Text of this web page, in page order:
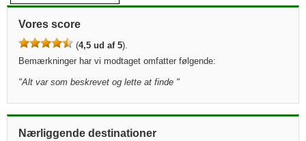
Vores score
(4,5 ud af 5).
Bemærkninger har vi modtaget omfatter følgende:
"Alt var som beskrevet og lette at finde "
Nærliggende destinationer